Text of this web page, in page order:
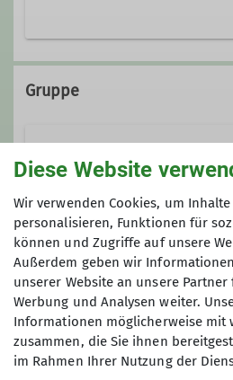
Gruppe
Hochtourengruppe
Wir sind eine bunt
von Bergsteigerinnen
Bergsteigern aus der
Regensburg, die ihre
gemeinsam und
in den Alpen oder
Umgebung
Anmeldung bis
05.12.2024
Diese Website
Wir verwenden Cookies, um
personalisieren, Funktionen für
können und Zugriffe auf unsere
Außerdem geben wir
unserer Website an unsere
Werbung und Analysen weiter.
Informationen möglicherweise mit
zusammen, die Sie ihnen
im Rahmen Ihrer Nutzung der